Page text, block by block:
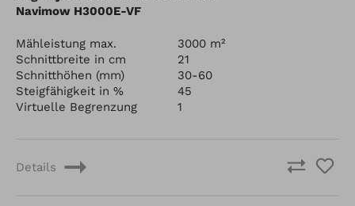
Navimow H3000E-VF
Mähleistung max.
3000 m²
Schnittbreite in cm
21
Schnitthöhen (mm)
30-60
Steigfähigkeit in %
45
Virtuelle Begrenzung
1
Details